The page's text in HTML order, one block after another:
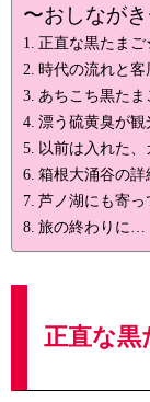
〜おしなが
正直な黒たま
時代の流れと客
あちこち黒た
漂う硫黄臭が観
以前は入れた
箱根大涌谷の詳
芦ノ湖にも寄っ
旅の終わりに…
正直な